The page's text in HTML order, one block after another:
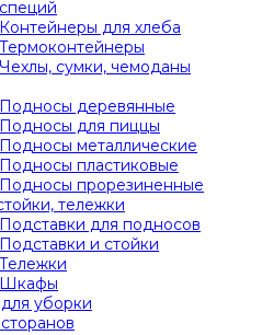
специй
Контейнеры для хлеба
Термоконтейнеры
Чехлы, сумки, чемоданы
Подносы деревянные
Подносы для пиццы
Подносы металлические
Подносы пластиковые
Подносы прорезиненные
тележки
Подставки для подносов
Подставки и стойки
Тележки
Шкафы
уборки